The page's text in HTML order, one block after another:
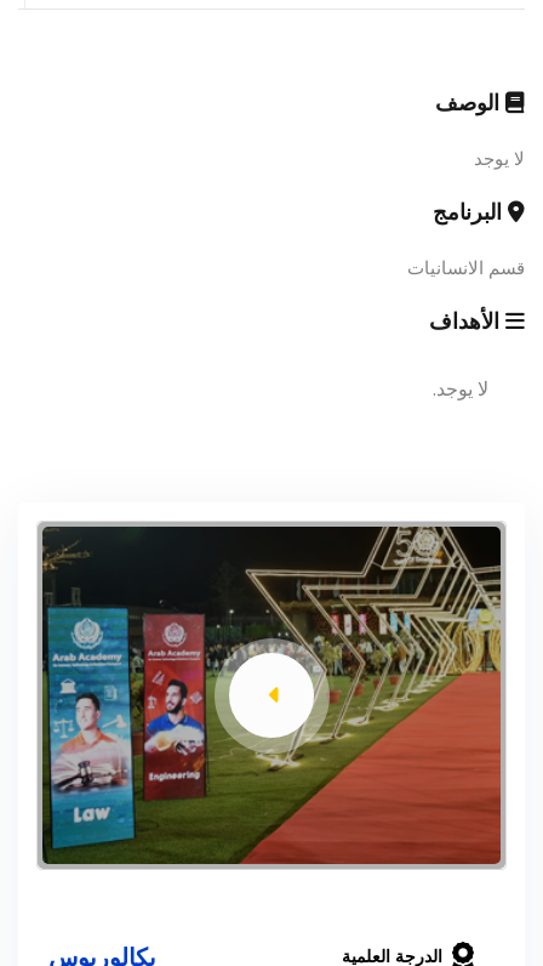
الوصف
لا يوجد
البرنامج
قسم الانسانيات
الأهداف
لا يوجد.
الدرجة العلمية بكالوريوس